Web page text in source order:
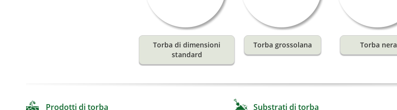
costituiscono la struttura e sono uno stimolante
fondamentale per la crescita. Offrono la combinazione
ideale di acqua ed aria per le radici delle piante.
Torba di dimensioni
standard
Torba grossolana Torba nera
Prodotti di torba Substrati di torba